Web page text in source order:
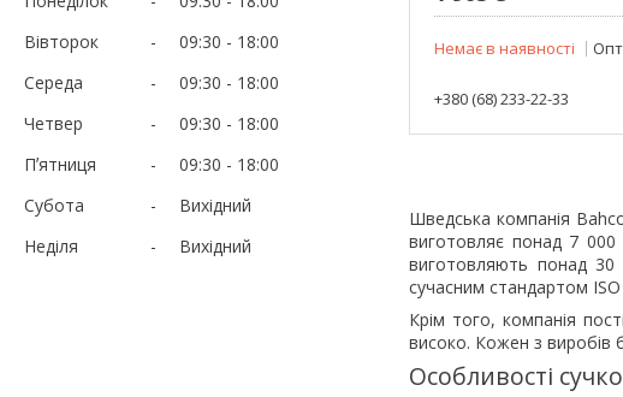
Вівторок
09:30
18:00
Середа
09:30
18:00
Четвер
09:30
18:00
Пʼятниця
09:30
18:00
Субота
Вихідний
Неділя
Вихідний
Немає в наявності
+380 (68) 233-22-33
Шведська компанія
виготовляє понад 7 000
виготовляють понад 30
сучасним стандартом
Крім того, компанія
високо. Кожен з виробів
Особливості